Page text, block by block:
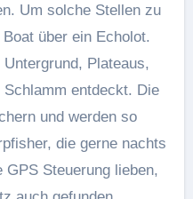
Um solche Stellen zu
über ein Echolot.
Plateaus,
entdeckt. Die
und werden so
die gerne nachts
Steuerung lieben,